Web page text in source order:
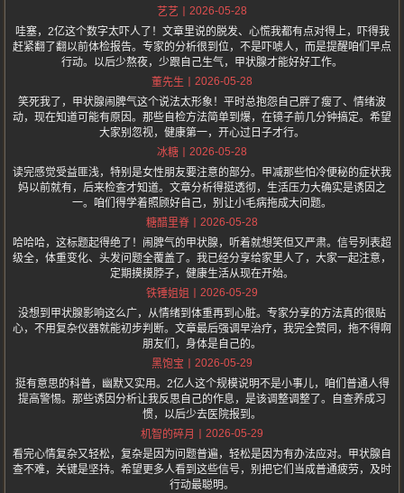
艺艺
2026-05-28
哇塞，2亿这个数字太吓人了！文章里说的脱发、心慌我都有点对得上，吓得我
赶紧翻了翻以前体检报告。专家的分析很到位，不是吓唬人，而是提醒咱们早点
行动。以后少熬夜，少跟自己生气，甲状腺才能好好工作。
董先生
2026-05-28
笑死我了，甲状腺闹脾气这个说法太形象！平时总抱怨自己胖了瘦了、情绪波
动，现在知道可能有原因。那些自检方法简单到爆，在镜子前几分钟搞定。希望
大家别忽视，健康第一，开心过日子才行。
冰糖
2026-05-28
读完感觉受益匪浅，特别是女性朋友要注意的部分。甲减那些怕冷便秘的症状我
妈以前就有，后来检查才知道。文章分析得挺透彻，生活压力大确实是诱因之
一。咱们得学着照顾好自己，别让小毛病拖成大问题。
糖醋里脊
2026-05-28
哈哈哈，这标题起得绝了！闹脾气的甲状腺，听着就想笑但又严肃。信号列表超
级全，体重变化、头发问题全覆盖了。我已经分享给家里人了，大家一起注意，
定期摸摸脖子，健康生活从现在开始。
铁锤姐姐
2026-05-29
没想到甲状腺影响这么广，从情绪到体重再到心脏。专家分享的方法真的很贴
心，不用复杂仪器就能初步判断。文章最后强调早治疗，我完全赞同，拖不得啊
朋友们，身体是自己的。
黑饱宝
2026-05-29
挺有意思的科普，幽默又实用。2亿人这个规模说明不是小事儿，咱们普通人得
提高警惕。那些诱因分析让我反思自己的作息，是该调整调整了。自查养成习
惯，以后少去医院报到。
机智的碎月
2026-05-29
看完心情复杂又轻松，复杂是因为问题普遍，轻松是因为有办法应对。甲状腺自
查不难，关键是坚持。希望更多人看到这些信号，别把它们当成普通疲劳，及时
行动最聪明。